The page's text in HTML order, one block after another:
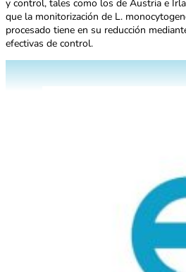
y control, tales como los de Austria e
que la monitorización de L.
procesado tiene en su reducción
efectivas de control.